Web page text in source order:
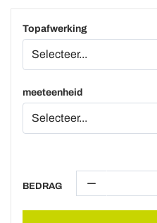
Topafwerking
meeteenheid
BEDRAG